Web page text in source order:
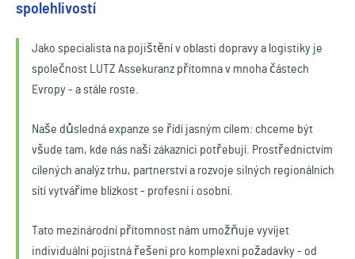
spolehlivostí
Jako specialista na pojištění v oblasti dopravy a logistiky je
společnost LUTZ Assekuranz přítomna v mnoha částech
Evropy - a stále roste.
Naše důsledná expanze se řídí jasným cílem: chceme být
všude tam, kde nás naši zákazníci potřebují. Prostřednictvím
cílených analýz trhu, partnerství a rozvoje silných regionálních
sítí vytváříme blízkost - profesní i osobní.
Tato mezinárodní přítomnost nám umožňuje vyvíjet
individuální pojistná řešení pro komplexní požadavky - od